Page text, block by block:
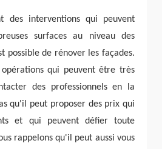
des interventions qui peuvent
surfaces au niveau des
possible de rénover les façades.
qui peuvent être très
des professionnels en la
qu'il peut proposer des prix qui
et qui peuvent défier toute
rappelons qu'il peut aussi vous